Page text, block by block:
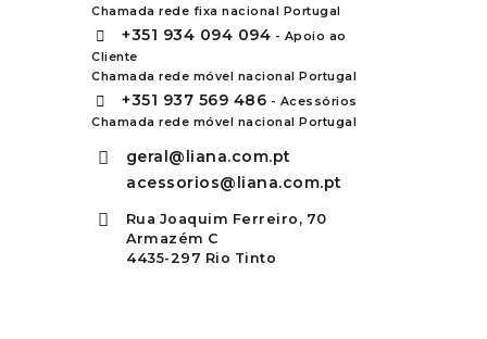
Chamada rede fixa nacional Portugal
+351 934 094 094 - Apoio ao
Cliente
Chamada rede móvel nacional Portugal
+351 937 569 486 - Acessórios
Chamada rede móvel nacional Portugal
geral@liana.com.pt
acessorios@liana.com.pt
Rua Joaquim Ferreiro, 70
Armazém C
4435-297 Rio Tinto